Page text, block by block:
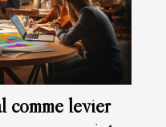
comme levier